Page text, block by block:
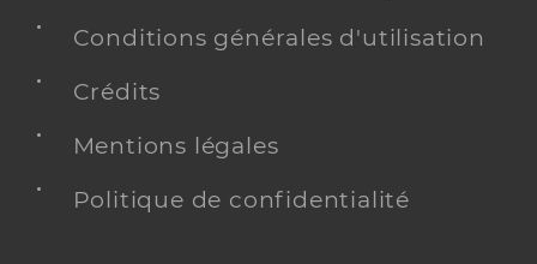
Conditions générales d'utilisation
Crédits
Mentions légales
Politique de confidentialité